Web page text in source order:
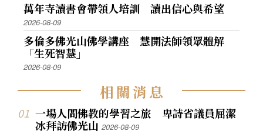
萬年寺讀書會帶領人培訓 讀出信心與希望
2026-08-09
多倫多佛光山佛學講座 慧開法師領眾體解
「生死智慧」
2026-08-09
相關消息
一場人間佛教的學習之旅 卑詩省議員屈潔
冰拜訪佛光山2026-08-09